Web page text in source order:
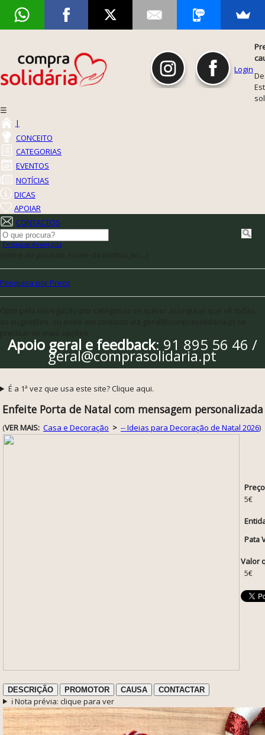
Login
☰
|
CONCEITO
CATEGORIAS
EVENTOS
NOTÍCIAS
DICAS
APOIAR
CONTACTOS
Pesquisa Avançada
Pesquisa por Preço
Apoio geral e feedback: 91 895 56 46 /
geral@comprasolidaria.pt
É a 1ª vez que usa este site? Clique aqui.
Enfeite Porta de Natal com mensagem personalizada
(VER MAIS: Casa e Decoração > -- Ideias para Decoração de Natal 2026)
5€
Pata
Valor
5€
DESCRIÇÃO PROMOTOR CAUSA CONTACTAR
ℹ️ Nota prévia: clique para ver